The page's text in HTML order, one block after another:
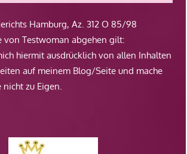
Hamburg, Az. 312 O 85/98
von Testwoman abgehen gilt:
hiermit ausdrücklich von allen Inhalten
auf meinem Blog/Seite und mache
zu Eigen.